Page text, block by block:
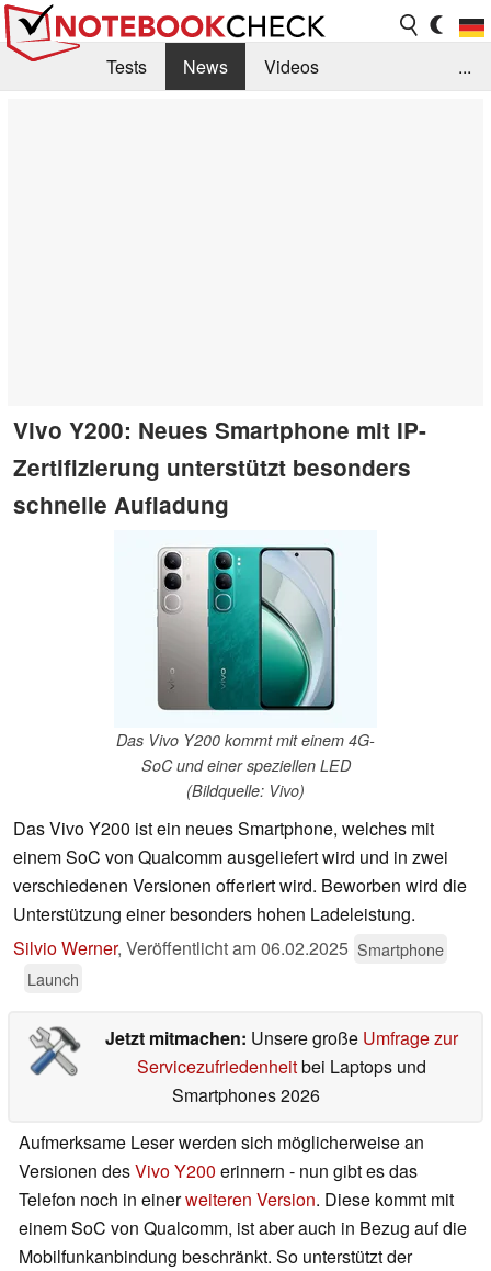
Tests News
Videos
...
Vivo Y200: Neues Smartphone mit IP-
Zertifizierung unterstützt besonders
schnelle Aufladung
Das Vivo Y200 kommt mit einem 4G-
SoC und einer speziellen LED
(Bildquelle: Vivo)
Das Vivo Y200 ist ein neues Smartphone, welches mit
einem SoC von Qualcomm ausgeliefert wird und in zwei
verschiedenen Versionen offeriert wird. Beworben wird die
Unterstützung einer besonders hohen Ladeleistung.
Silvio Werner, Veröffentlicht am06.02.2025 Smartphone
Launch
Jetzt mitmachen: Unsere große Umfrage zur
Servicezufriedenheitbei Laptops und
Smartphones 2026
Aufmerksame Leser werden sich möglicherweise an
Versionen desVivo Y200 erinnern - nun gibt es das
Telefon noch in einerweiteren Version. Diese kommt mit
einem SoC von Qualcomm, ist aber auch in Bezug auf die
Mobilfunkanbindung beschränkt. So unterstützt der